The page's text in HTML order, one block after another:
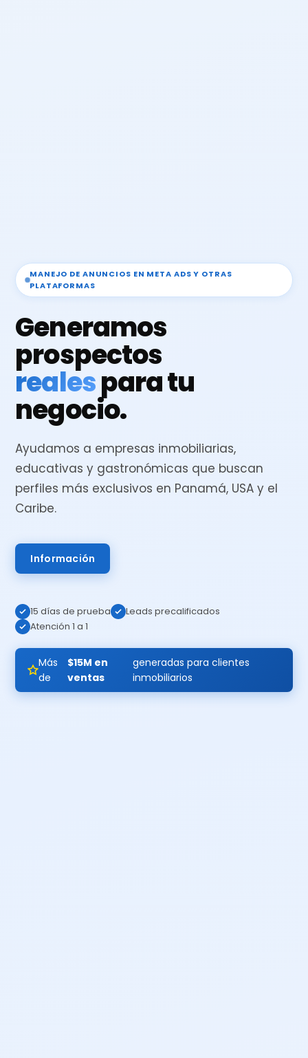
MANEJO DE ANUNCIOS EN META ADS Y OTRAS
PLATAFORMAS
Generamos
prospectos
realespara tu
negocio.
Ayudamos a empresas inmobiliarias,
educativas y gastronómicas que buscan
perfiles más exclusivos en Panamá, USA y el
Caribe.
Información
15 días de prueba
Leads precalificados
Atención 1 a 1
Más
de
$15M en
ventas
generadas para clientes
inmobiliarios